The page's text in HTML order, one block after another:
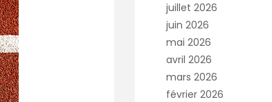
juillet 2026
juin 2026
mai 2026
avril 2026
mars 2026
février 2026